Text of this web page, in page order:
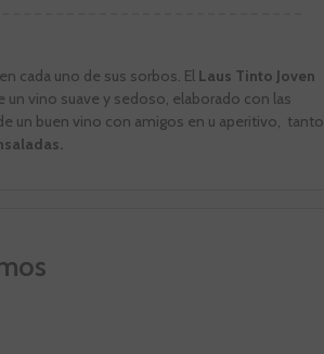
cada uno de sus sorbos. El Laus Tinto Joven
un vino suave y sedoso, elaborado con las
un buen vino con amigos en u aperitivo, tanto